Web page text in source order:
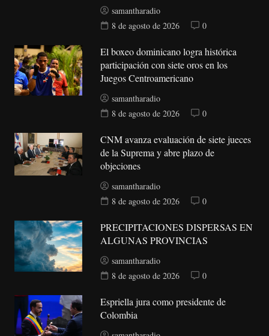
samantharadio
8 de agosto de 2026
0
El boxeo dominicano logra histórica
participación con siete oros en los
Juegos Centroamericano
samantharadio
8 de agosto de 2026
0
CNM avanza evaluación de siete jueces
de la Suprema y abre plazo de
objeciones
samantharadio
8 de agosto de 2026
0
PRECIPITACIONES DISPERSAS EN
ALGUNAS PROVINCIAS
samantharadio
8 de agosto de 2026
0
Espriella jura como presidente de
Colombia